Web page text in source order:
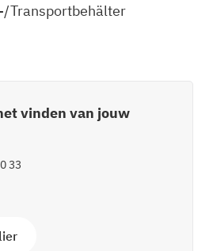
Transportbehälter
vinden van jouw
33